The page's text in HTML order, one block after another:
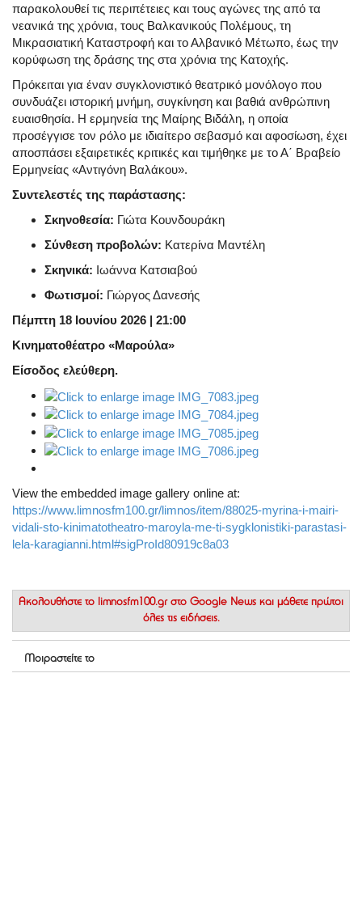
παρακολουθεί τις περιπέτειες και τους αγώνες της από τα
νεανικά της χρόνια, τους Βαλκανικούς Πολέμους, τη
Μικρασιατική Καταστροφή και το Αλβανικό Μέτωπο, έως την
κορύφωση της δράσης της στα χρόνια της Κατοχής.
Πρόκειται για έναν συγκλονιστικό θεατρικό μονόλογο που
συνδυάζει ιστορική μνήμη, συγκίνηση και βαθιά ανθρώπινη
ευαισθησία. Η ερμηνεία της Μαίρης Βιδάλη, η οποία
προσέγγισε τον ρόλο με ιδιαίτερο σεβασμό και αφοσίωση, έχει
αποσπάσει εξαιρετικές κριτικές και τιμήθηκε με το Α΄ Βραβείο
Ερμηνείας «Αντιγόνη Βαλάκου».
Συντελεστές της παράστασης:
Σκηνοθεσία: Γιώτα Κουνδουράκη
Σύνθεση προβολών: Κατερίνα Μαντέλη
Σκηνικά: Ιωάννα Κατσιαβού
Φωτισμοί: Γιώργος Δανεσής
Πέμπτη 18 Ιουνίου 2026 | 21:00
Κινηματοθέατρο «Μαρούλα»
Είσοδος ελεύθερη.
View the embedded image gallery online at:
https://www.limnosfm100.gr/limnos/item/88025-myrina-i-mairi-
vidali-sto-kinimatotheatro-maroyla-me-ti-sygklonistiki-parastasi-
lela-karagianni.html#sigProId80919c8a03
Ακολουθήστε το limnosfm100.gr στο Google News και μάθετε πρώτοι
όλες τις ειδήσεις.
Μοιραστείτε το